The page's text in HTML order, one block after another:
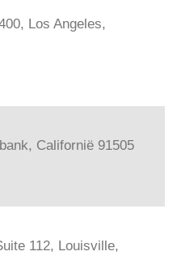
Los Angeles,
Californië 91505
112, Louisville,